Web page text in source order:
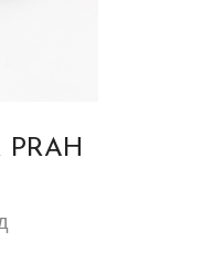
PRAH